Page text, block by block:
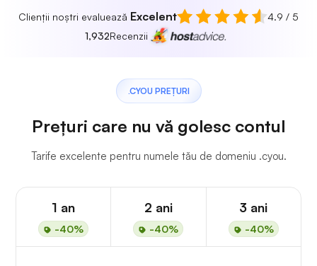
Clienții noștri evaluează Excelent
4.9 / 5
1,932Recenzii
.CYOU PREȚURI
Prețuri care nu vă golesc contul
Tarife excelente pentru numele tău de domeniu .cyou.
1 an
-40%
2 ani
-40%
3 ani
-40%